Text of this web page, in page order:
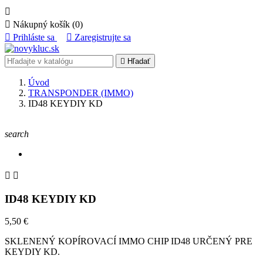

 Nákupný košík (0)
 Prihláste sa  Zaregistrujte sa
 Hľadať
Úvod
TRANSPONDER (IMMO)
ID48 KEYDIY KD
search
 
ID48 KEYDIY KD
5,50 €
SKLENENÝ KOPÍROVACÍ IMMO CHIP ID48 URČENÝ PRE
KEYDIY KD.